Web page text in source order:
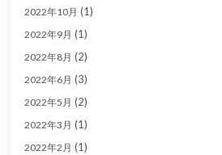
2022年10月 (1)
2022年9月 (1)
2022年8月 (2)
2022年6月 (3)
2022年5月 (2)
2022年3月 (1)
2022年2月 (1)